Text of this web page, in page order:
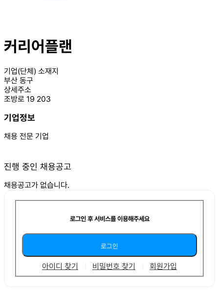
커리어플랜
기업(단체) 소재지
부산 동구
상세주소
조방로 19 203
기업정보
채용 전문 기업
진행 중인 채용공고
채용공고가 없습니다.
로그인 후 서비스를 이용해주세요
아이디 찾기 비밀번호 찾기 회원가입